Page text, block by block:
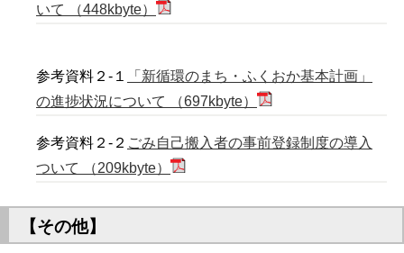
いて （448kbyte）
参考資料２-１
「新循環のまち・ふくおか基本計画」
の進捗状況について （697kbyte）
参考資料２-２ ごみ自己搬入者の事前登録制度の導入
ついて （209kbyte）
【その他】